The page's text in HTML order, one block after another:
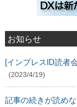
お知らせ
[インプレスID読者
(2023/4/19)
記事の続きが読め